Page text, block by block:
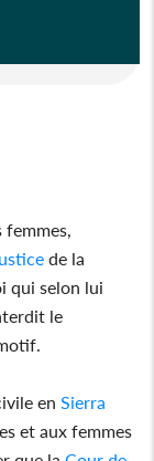
de la
qui selon lui
le
en Sierra
et aux femmes